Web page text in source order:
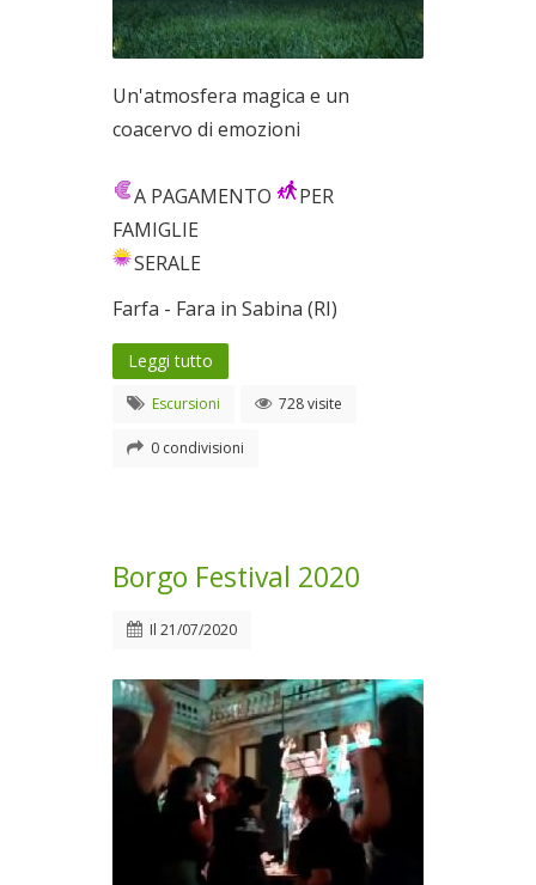
Un'atmosfera magica e un
coacervo di emozioni
A PAGAMENTO
PER
FAMIGLIE
SERALE
Farfa - Fara in Sabina (RI)
Leggi tutto
Escursioni 728 visite
0 condivisioni
Borgo Festival 2020
Il 21/07/2020